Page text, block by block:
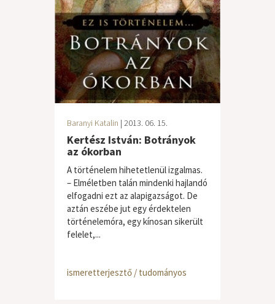
Baranyi Katalin | 2013. 06. 15.
Kertész István: Botrányok
az ókorban
A történelem hihetetlenül izgalmas.
– Elméletben talán mindenki hajlandó
elfogadni ezt az alapigazságot. De
aztán eszébe jut egy érdektelen
történelemóra, egy kínosan sikerült
felelet,...
ismeretterjesztő / tudományos